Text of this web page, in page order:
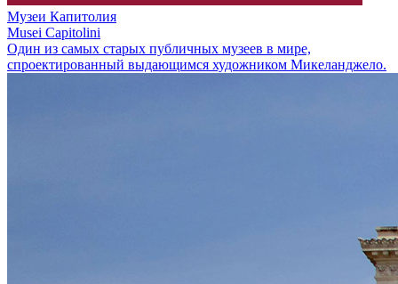
Музеи Капитолия
Musei Capitolini
Один из самых старых публичных музеев в мире,
спроектированный выдающимся художником Микеланджело.